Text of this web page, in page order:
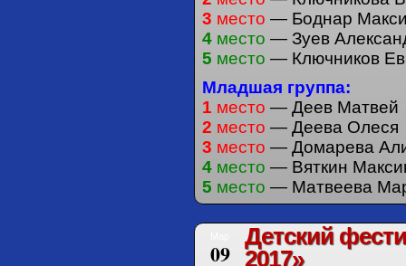
3 место — Боднар
4 место — Зуев
5 место — Ключников
Младшая группа:
1 место — Деев Матвей
2 место — Деева Олеся
3 место — Домарева
4 место — Вяткин
5 место — Матвеева
09
Детский
2017»